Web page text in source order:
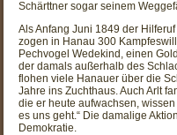
Schärttner sogar seinem
Als Anfang Juni 1849 der
zogen in Hanau 300
Pechvogel Wedekind, einen
der damals außerhalb des
flohen viele Hanauer über die
Jahre ins Zuchthaus. Auch Arlt
die er heute aufwachsen,
es uns geht.“ Die damalige
Demokratie.